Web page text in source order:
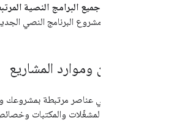
تستخدم جميع البرامج النصية
هو مالك مشروع البرنامج النصي
التعاون وموارد المشاريع